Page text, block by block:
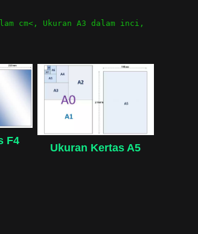
cm<, Ukuran A3 dalam inci ,
F4
Ukuran Kertas A5